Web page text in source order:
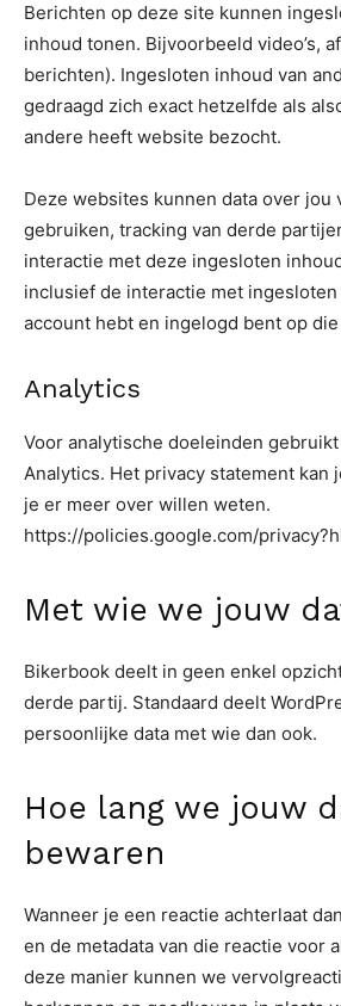
Berichten op deze site kunnen
inhoud tonen. Bijvoorbeeld video’s,
berichten). Ingesloten inhoud van
gedraagd zich exact hetzelfde als
andere heeft website bezocht.
Deze websites kunnen data over jou
gebruiken, tracking van derde
interactie met deze ingesloten
inclusief de interactie met
account hebt en ingelogd bent op
Analytics
Voor analytische doeleinden
Analytics. Het privacy statement kan
je er meer over willen weten.
https://policies.google.com/
Met wie we jouw
Bikerbook deelt in geen enkel
derde partij. Standaard deelt
persoonlijke data met wie dan ook.
Hoe lang we jouw
bewaren
Wanneer je een reactie achterlaat
en de metadata van die reactie voor
deze manier kunnen we